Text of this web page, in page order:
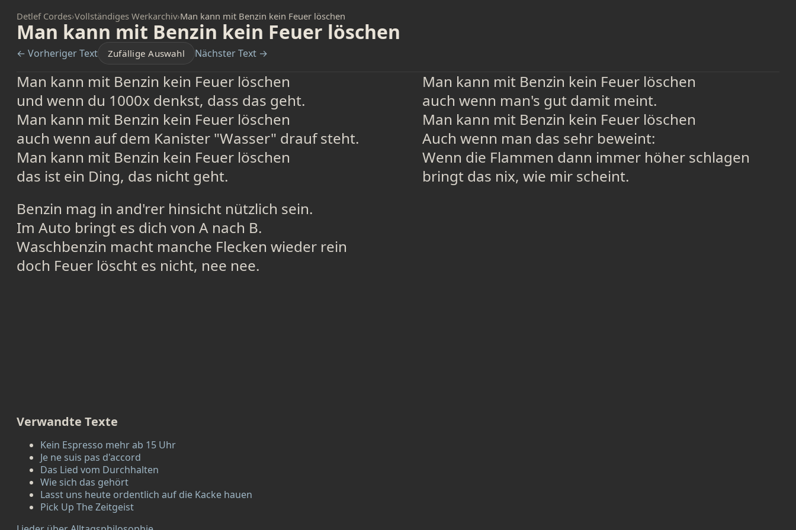
Detlef Cordes›Vollständiges Werkarchiv›Man kann mit Benzin kein Feuer löschen
Man kann mit Benzin kein Feuer löschen
← Vorheriger Text Zufällige Auswahl Nächster Text →
Man kann mit Benzin kein Feuer löschen
und wenn du 1000x denkst, dass das geht.
Man kann mit Benzin kein Feuer löschen
auch wenn auf dem Kanister "Wasser" drauf steht.
Man kann mit Benzin kein Feuer löschen
das ist ein Ding, das nicht geht.
Benzin mag in and'rer hinsicht nützlich sein.
Im Auto bringt es dich von A nach B.
Waschbenzin macht manche Flecken wieder rein
doch Feuer löscht es nicht, nee nee.
Man kann mit Benzin kein Feuer löschen
auch wenn man's gut damit meint.
Man kann mit Benzin kein Feuer löschen
Auch wenn man das sehr beweint:
Wenn die Flammen dann immer höher schlagen
bringt das nix, wie mir scheint.
Verwandte Texte
Kein Espresso mehr ab 15 Uhr
Je ne suis pas d'accord
Das Lied vom Durchhalten
Wie sich das gehört
Lasst uns heute ordentlich auf die Kacke hauen
Pick Up The Zeitgeist